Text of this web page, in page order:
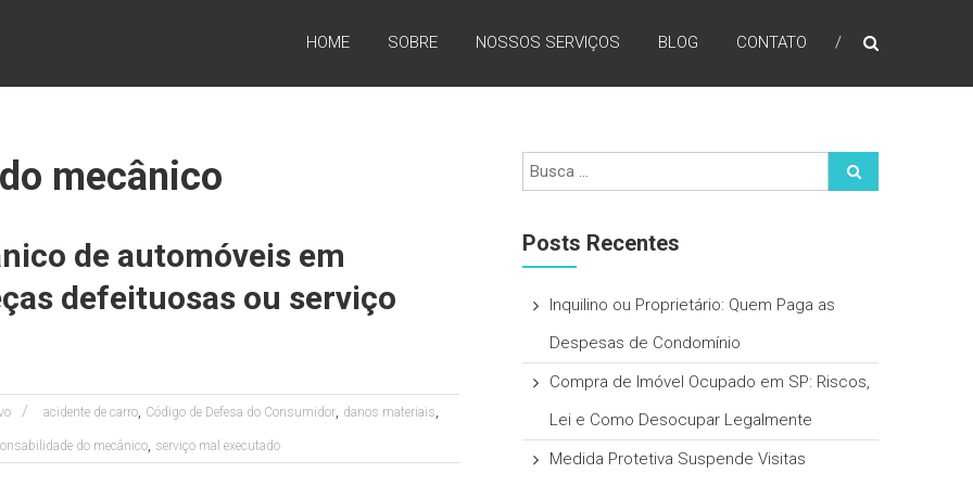
HOME SOBRE NOSSOS SERVIÇOS BLOG CONTATO
mecânico
de automóveis em
defeituosas ou serviço
acidente de carro, Código de Defesa do Consumidor, danos materiais,
do mecânico, serviço mal executado
Posts Recentes
Inquilino ou Proprietário: Quem Paga as
Despesas de Condomínio
Compra de Imóvel Ocupado em SP: Riscos,
Lei e Como Desocupar Legalmente
Medida Protetiva Suspende Visitas